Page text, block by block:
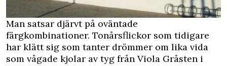
Man satsar djärvt på oväntade
färgkombinationer. Tonårsflickor som tidigare
har klätt sig som tanter drömmer om lika vida
som vågade kjolar av tyg från Viola Gråsten i